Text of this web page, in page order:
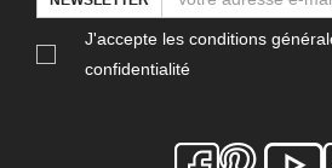
J'accepte les conditions
confidentialité